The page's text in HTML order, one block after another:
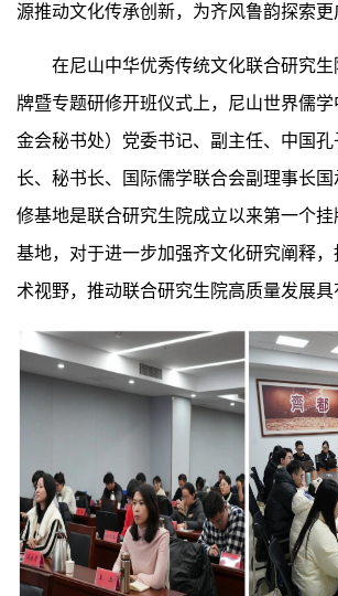
源推动文化传承创新，为齐风鲁韵探索更
在尼山中华优秀传统文化联合研究生
牌暨专题研修开班仪式上，尼山世界儒
金会秘书处）党委书记、副主任、中国
长、秘书长、国际儒学联合会副理事长
修基地是联合研究生院成立以来第一个
基地，对于进一步加强齐文化研究阐释
术视野，推动联合研究生院高质量发展具